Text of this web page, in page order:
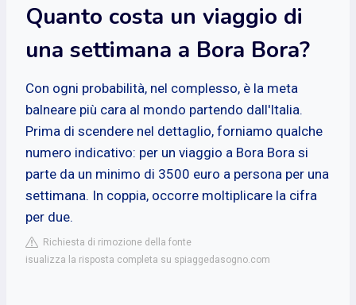
Quanto costa un viaggio di
una settimana a Bora Bora?
Con ogni probabilità, nel complesso, è la meta
balneare più cara al mondo partendo dall'Italia.
Prima di scendere nel dettaglio, forniamo qualche
numero indicativo: per un viaggio a Bora Bora si
parte da un minimo di 3500 euro a persona per una
settimana. In coppia, occorre moltiplicare la cifra
per due.
Richiesta di rimozione della fonte
isualizza la risposta completa su spiaggedasogno.com